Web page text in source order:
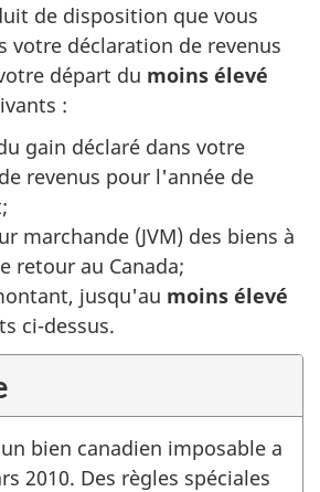
de disposition que vous
votre déclaration de revenus
départ du moins élevé
:
gain déclaré dans votre
revenus pour l'année de
marchande (JVM) des biens à
retour au Canada;
jusqu'au moins élevé
ci-dessus.
bien canadien imposable a
2010. Des règles spéciales